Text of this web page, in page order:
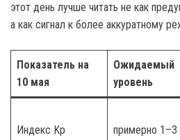
этот день лучше читать не как
а как сигнал к более аккуратному
Показатель на
10 мая
Ожидаемый
уровень
Индекс Kp примерно 1–3